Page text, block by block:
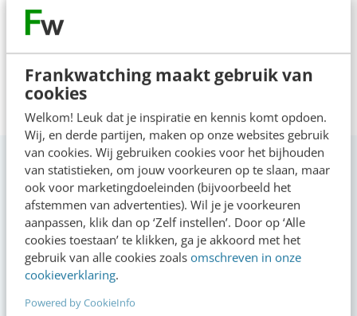
Frankwatching maakt gebruik van
cookies
Welkom! Leuk dat je inspiratie en kennis komt opdoen.
Wij, en derde partijen, maken op onze websites gebruik
van cookies. Wij gebruiken cookies voor het bijhouden
van statistieken, om jouw voorkeuren op te slaan, maar
ook voor marketingdoeleinden (bijvoorbeeld het
afstemmen van advertenties). Wil je je voorkeuren
aanpassen, klik dan op ‘Zelf instellen’. Door op ‘Alle
cookies toestaan’ te klikken, ga je akkoord met het
gebruik van alle cookies zoals omschreven in onze
cookieverklaring.
Powered by CookieInfo
VIDEO SHORTS
Bekijk de korte video's